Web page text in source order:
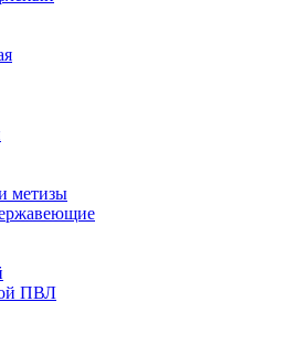
метизы
ПВЛ